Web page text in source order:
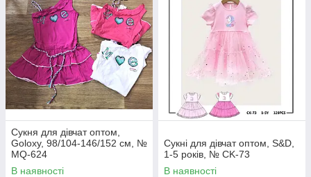
Сукня для дівчат оптом,
Goloxy, 98/104-146/152 см, №
MQ-624
В наявності
Сукні для дівчат оптом, S&D,
1-5 років, № CK-73
В наявності